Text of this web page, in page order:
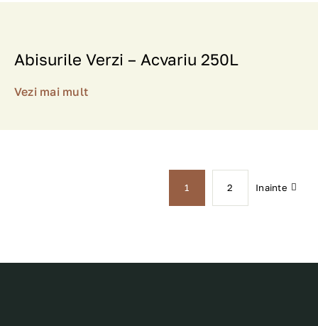
Abisurile Verzi – Acvariu 250L
Vezi mai mult
1 2 Inainte